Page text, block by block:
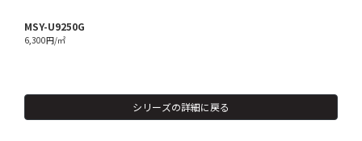
MSY-U9250G
6,300円/㎡
シリーズの詳細に戻る